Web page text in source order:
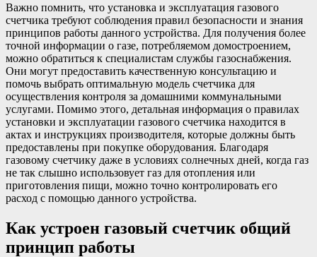
Важно помнить, что установка и эксплуатация газового
счетчика требуют соблюдения правил безопасности и знания
принципов работы данного устройства. Для получения более
точной информации о газе, потребляемом домостроением,
можно обратиться к специалистам службы газоснабжения.
Они могут предоставить качественную консультацию и
помочь выбрать оптимальную модель счетчика для
осуществления контроля за домашними коммунальными
услугами. Помимо этого, детальная информация о правилах
установки и эксплуатации газового счетчика находится в
актах и инструкциях производителя, которые должны быть
предоставлены при покупке оборудования. Благодаря
газовому счетчику даже в условиях солнечных дней, когда газ
не так слышно использовует газ для отопления или
приготовления пищи, можно точно контролировать его
расход с помощью данного устройства.
Как устроен газовый счетчик общий
принцип работы